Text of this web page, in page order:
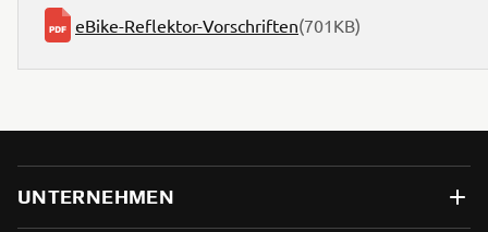
eBike-Reflektor-Vorschriften(701KB)
UNTERNEHMEN